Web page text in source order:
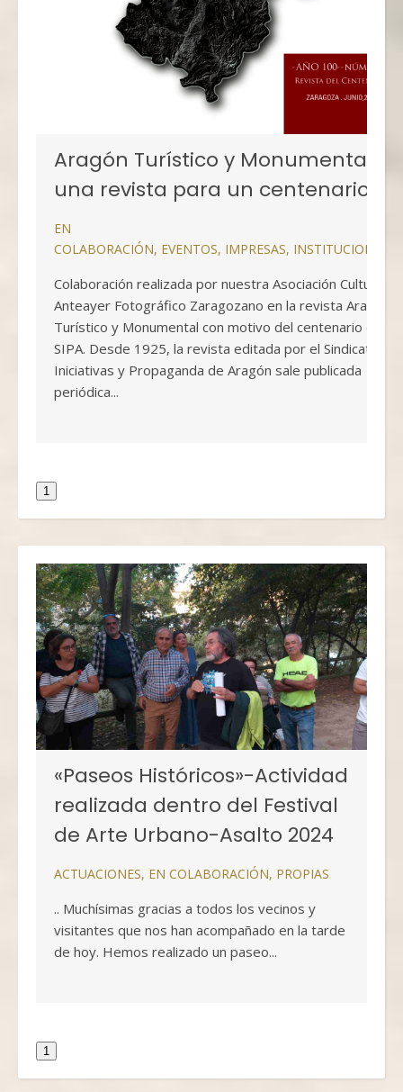
Aragón Turístico y Monumental,
una revista para un centenario
EN
COLABORACIÓN, EVENTOS, IMPRESAS, INSTITUCIONALES
Colaboración realizada por nuestra Asociación Cultural
Anteayer Fotográfico Zaragozano en la revista Aragón
Turístico y Monumental con motivo del centenario del
SIPA. Desde 1925, la revista editada por el Sindicato de
Iniciativas y Propaganda de Aragón sale publicada
periódica...
1
«Paseos Históricos»-Actividad
realizada dentro del Festival
de Arte Urbano-Asalto 2024
ACTUACIONES, EN COLABORACIÓN, PROPIAS
.. Muchísimas gracias a todos los vecinos y
visitantes que nos han acompañado en la tarde
de hoy. Hemos realizado un paseo...
1